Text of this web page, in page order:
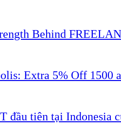
Behind
Extra 5% Off 1500
đầu tiên tại Indonesia